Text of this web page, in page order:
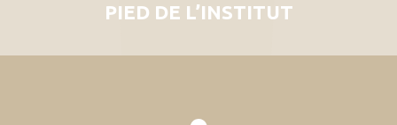
PIED DE L’INSTITUT